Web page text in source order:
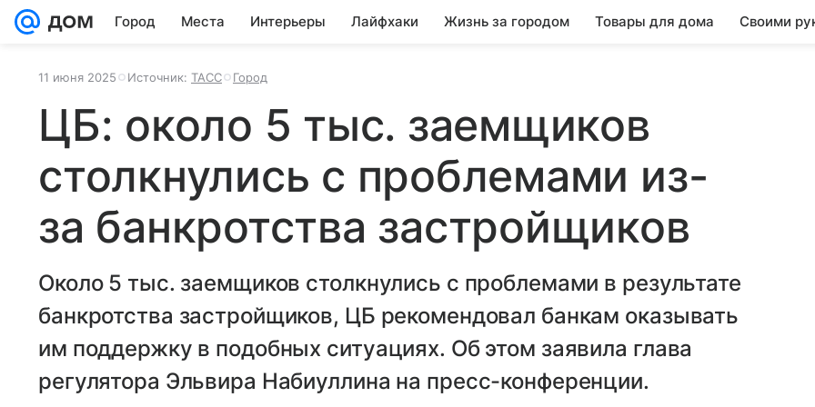
Город Места Интерьеры Лайфхаки Жизнь за городом Товары для дома Своими
11 июня 2025 Источник: ТАСС Город
ЦБ: около 5 тыс. заемщиков
столкнулись с проблемами из-
за банкротства застройщиков
Около 5 тыс. заемщиков столкнулись с проблемами в результате
банкротства застройщиков, ЦБ рекомендовал банкам оказывать
им поддержку в подобных ситуациях. Об этом заявила глава
регулятора Эльвира Набиуллина на пресс-конференции.